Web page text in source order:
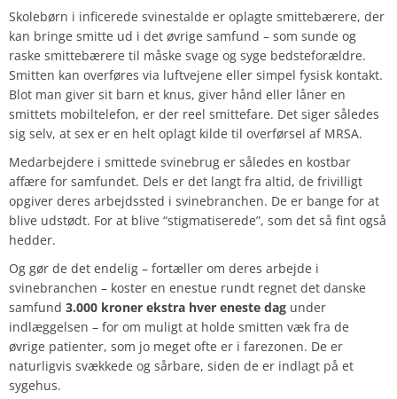
Skolebørn i inficerede svinestalde er oplagte smittebærere, der
kan bringe smitte ud i det øvrige samfund – som sunde og
raske smittebærere til måske svage og syge bedsteforældre.
Smitten kan overføres via luftvejene eller simpel fysisk kontakt.
Blot man giver sit barn et knus, giver hånd eller låner en
smittets mobiltelefon, er der reel smittefare. Det siger således
sig selv, at sex er en helt oplagt kilde til overførsel af MRSA.
Medarbejdere i smittede svinebrug er således en kostbar
affære for samfundet. Dels er det langt fra altid, de frivilligt
opgiver deres arbejdssted i svinebranchen. De er bange for at
blive udstødt. For at blive “stigmatiserede”, som det så fint også
hedder.
Og gør de det endelig – fortæller om deres arbejde i
svinebranchen – koster en enestue rundt regnet det danske
samfund 3.000 kroner ekstra hver eneste dag under
indlæggelsen – for om muligt at holde smitten væk fra de
øvrige patienter, som jo meget ofte er i farezonen. De er
naturligvis svækkede og sårbare, siden de er indlagt på et
sygehus.